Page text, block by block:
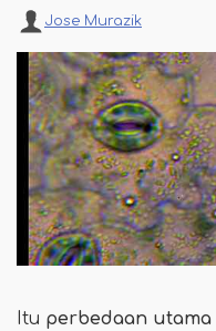
Jose Murazik
Itu perbedaan utama